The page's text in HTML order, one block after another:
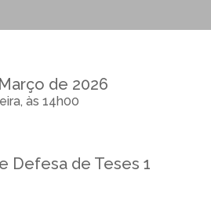
de 2026
às 14h00
Defesa de Teses 1